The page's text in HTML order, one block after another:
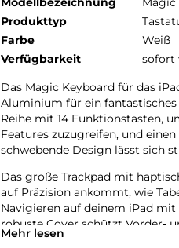
Produkttyp
Farbe
Weiß
Verfügbarkeit
sofort
Das Magic Keyboard für das
Aluminium für ein fantastisches
Reihe mit 14 Funktions­tasten,
Features zuzugreifen, und
schwebende Design lässt sich
Das große Trackpad mit
auf Präzision ankommt, wie
Navigieren auf deinem iPad
robuste Cover schützt Vorder‑
überallhin mitzunehmen.
Mehr lesen